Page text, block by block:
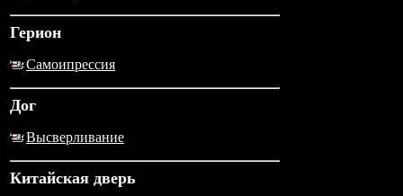
Герион
Самоипрессия
Дог
Высверливание
Китайская дверь